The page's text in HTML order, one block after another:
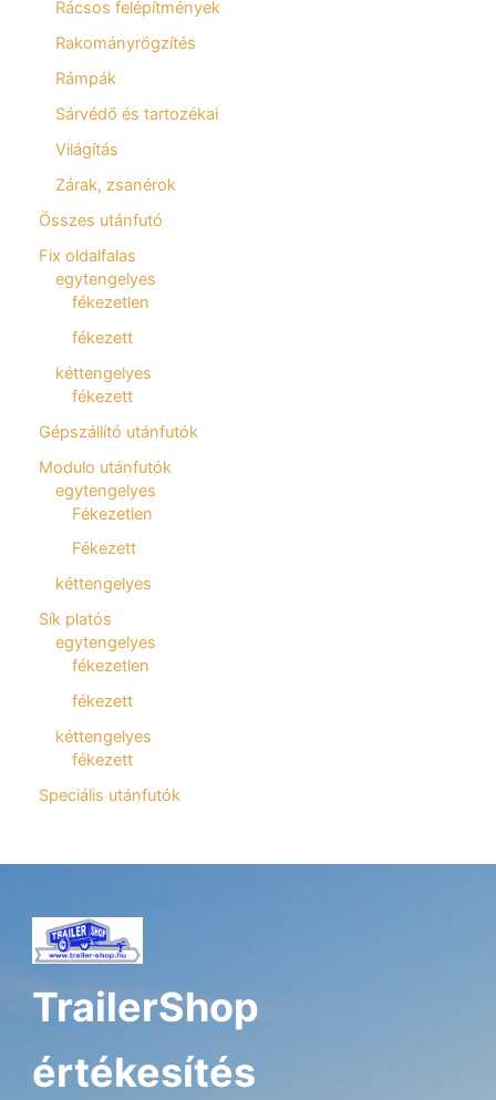
Rácsos felépítmények
Rakományrögzítés
Rámpák
Sárvédő és tartozékai
Világítás
Zárak, zsanérok
Összes utánfutó
Fix oldalfalas
egytengelyes
fékezetlen
fékezett
kéttengelyes
fékezett
Gépszállító utánfutók
Modulo utánfutók
egytengelyes
Fékezetlen
Fékezett
kéttengelyes
Sík platós
egytengelyes
fékezetlen
fékezett
kéttengelyes
fékezett
Speciális utánfutók
TrailerShop
értékesítés